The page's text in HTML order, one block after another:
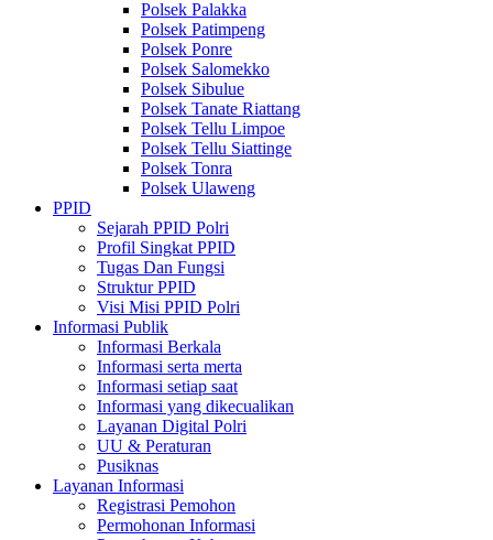
Polsek Palakka
Polsek Patimpeng
Polsek Ponre
Polsek Salomekko
Polsek Sibulue
Polsek Tanate Riattang
Polsek Tellu Limpoe
Polsek Tellu Siattinge
Polsek Tonra
Polsek Ulaweng
PPID
Sejarah PPID Polri
Profil Singkat PPID
Tugas Dan Fungsi
Struktur PPID
Visi Misi PPID Polri
Informasi Publik
Informasi Berkala
Informasi serta merta
Informasi setiap saat
Informasi yang dikecualikan
Layanan Digital Polri
UU & Peraturan
Pusiknas
Layanan Informasi
Registrasi Pemohon
Permohonan Informasi